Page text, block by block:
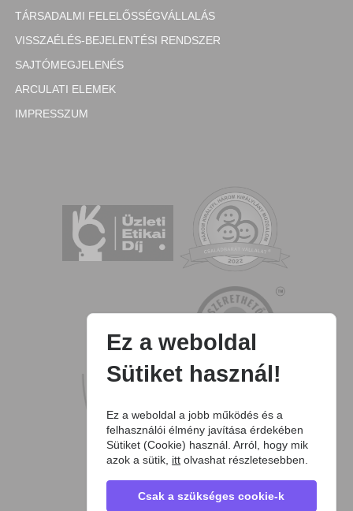
TÁRSADALMI FELELŐSSÉGVÁLLALÁS
VISSZAÉLÉS-BEJELENTÉSI RENDSZER
SAJTÓMEGJELENÉS
ARCULATI ELEMEK
IMPRESSZUM
Ez a weboldal
Sütiket használ!
Ez a weboldal a jobb működés és a
felhasználói élmény javítása érdekében
Sütiket (Cookie) használ. Arról, hogy mik
azok a sütik, itt olvashat részletesebben.
Csak a szükséges cookie-k